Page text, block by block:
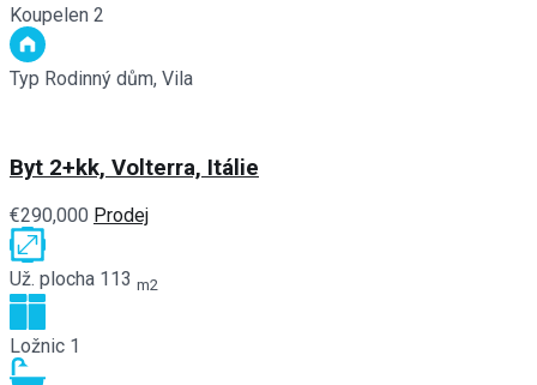
Koupelen 2
Typ Rodinný dům, Vila
Byt 2+kk, Volterra, Itálie
€290,000 Prodej
Už. plocha 113 m2
Ložnic 1